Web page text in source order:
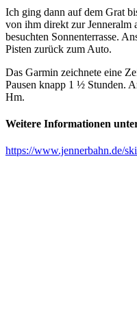
Ich ging dann auf dem Grat
von ihm direkt zur Jenneralm
besuchten Sonnenterrasse.
Pisten zurück zum Auto.
Das Garmin zeichnete eine
Pausen knapp 1 ½ Stunden.
Hm.
Weitere Informationen
https://www.jennerbahn.de/